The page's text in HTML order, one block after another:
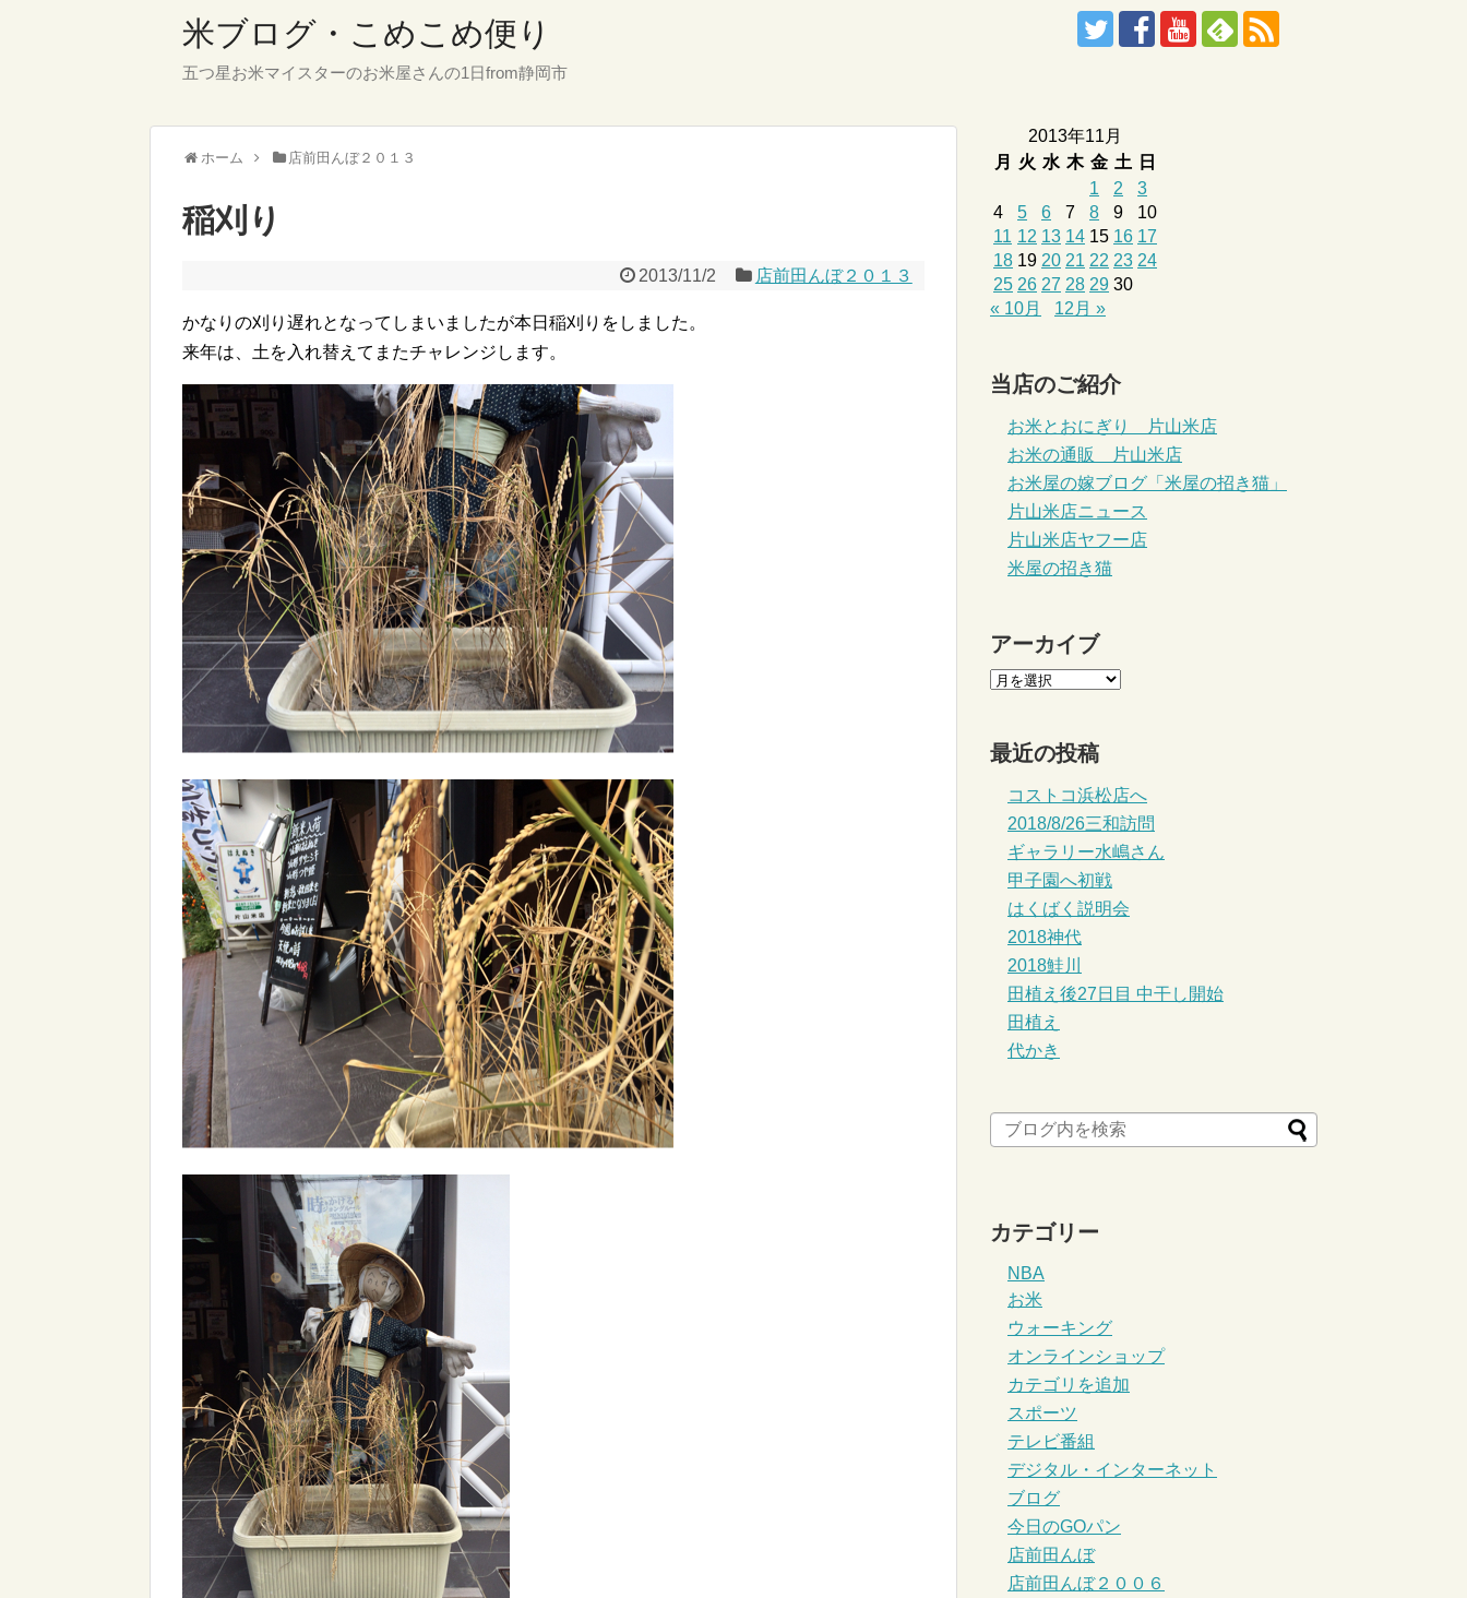
米ブログ・こめこめ便り
五つ星お米マイスターのお米屋さんの1日from静岡市
ホーム 店前田んぼ２０１３
稲刈り
2013/11/2 店前田んぼ２０１３
かなりの刈り遅れとなってしまいましたが本日稲刈りをしました。
来年は、土を入れ替えてまたチャレンジします。
2013年11月
月
火 水 木 金 土
日
1
2
3
4
5 6 7 8 9
10
11 12 13 14 15 16 17
18 19 20 21 22 23 24
25 26 27 28 29 30
« 10月
12月 »
当店のご紹介
お米とおにぎり 片山米店
お米の通販 片山米店
お米屋の嫁ブログ「米屋の招き猫」
片山米店ニュース
片山米店ヤフー店
米屋の招き猫
アーカイブ
最近の投稿
コストコ浜松店へ
2018/8/26三和訪問
ギャラリー水嶋さん
甲子園へ初戦
はくばく説明会
2018神代
2018鮭川
田植え後27日目 中干し開始
田植え
代かき
カテゴリー
NBA
お米
ウォーキング
オンラインショップ
カテゴリを追加
スポーツ
テレビ番組
デジタル・インターネット
ブログ
今日のGOパン
店前田んぼ
店前田んぼ２００６